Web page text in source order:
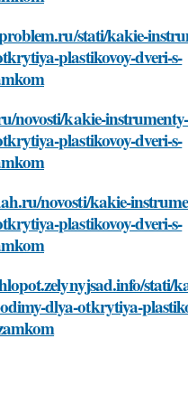
stati/kakie-
plastikovoy-dveri-s-
novosti/kakie-instrumenty-
plastikovoy-dveri-s-
novosti/kakie-
plastikovoy-dveri-s-
stati/
dlya-otkrytiya-